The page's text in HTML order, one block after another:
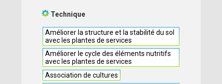
Technique
Améliorer la structure et la stabilité du sol
avec les plantes de services
Améliorer le cycle des éléments nutritifs
avec les plantes de services
Association de cultures